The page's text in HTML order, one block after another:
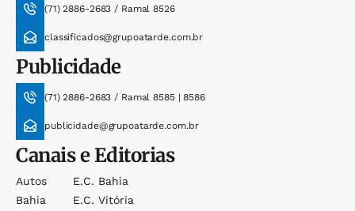
(71) 2886-2683 / Ramal 8526
classificados@grupoatarde.com.br
Publicidade
(71) 2886-2683 / Ramal 8585 | 8586
publicidade@grupoatarde.com.br
Canais e Editorias
Autos
Bahia
E.c. Bahia
E.c. Vitória